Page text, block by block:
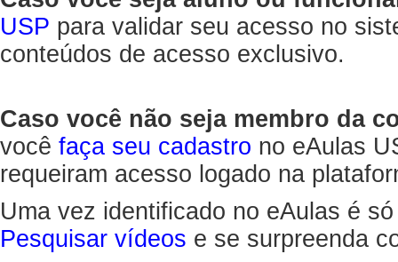
USP para validar seu acesso no
conteúdos de acesso exclusivo.
Caso você não seja membro da
você faça seu cadastro no eAulas
requeiram acesso logado na
Uma vez identificado no eAulas é
Pesquisar vídeos e se surpreenda